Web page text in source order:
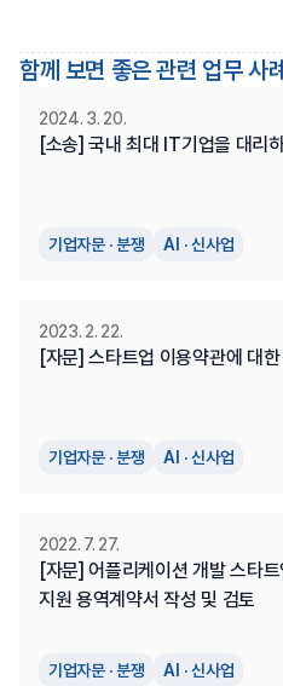
함께 보면 좋은 관련 업무 사례
기업자문 · 분쟁 AI · 신사업
[소송] 국내 최대 IT기업을 대리
2024. 3. 20.
기업자문 · 분쟁 AI · 신사업
[자문] 스타트업 이용약관에 대
2023. 2. 22.
기업자문 · 분쟁 AI · 신사업
[자문] 어플리케이션 개발 스타
지원 용역계약서 작성 및 검토
2022. 7. 27.